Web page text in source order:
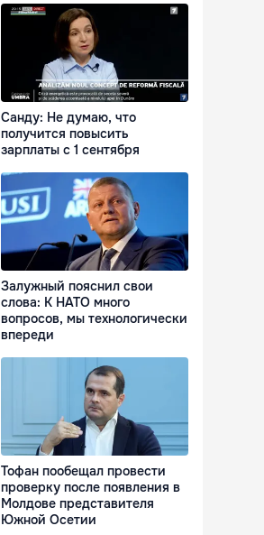
Санду: Не думаю, что
получится повысить
зарплаты с 1 сентября
Залужный пояснил свои
слова: К НАТО много
вопросов, мы технологически
впереди
Тофан пообещал провести
проверку после появления в
Молдове представителя
Южной Осетии